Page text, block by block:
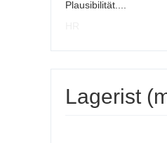
Plausibilität....
Lagerist